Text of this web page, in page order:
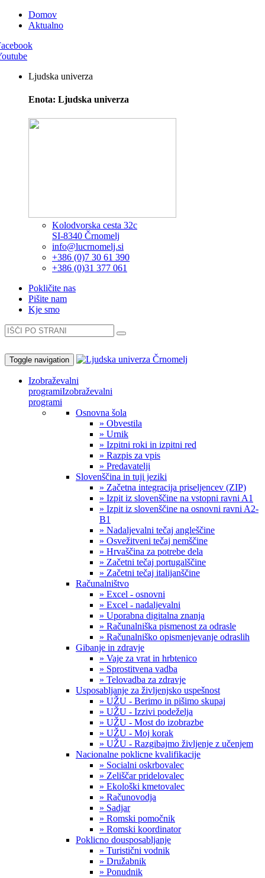
Domov
Aktualno
Ljudska univerza
Enota: Ljudska univerza
Kolodvorska cesta 32c
SI-8340 Črnomelj
info@lucrnomelj.si
+386 (0)7 30 61 390
+386 (0)31 377 061
Pokličite nas
Pišite nam
Kje smo
Toggle navigation
Izobraževalni
programiIzobraževalni
programi
Osnovna šola
» Obvestila
» Urnik
» Izpitni roki in izpitni red
» Razpis za vpis
» Predavatelji
Slovenščina in tuji jeziki
» Začetna integracija priseljencev (ZIP)
» Izpit iz slovenščine na vstopni ravni A1
» Izpit iz slovenščine na osnovni ravni A2-
B1
» Nadaljevalni tečaj angleščine
» Osvežitveni tečaj nemščine
» Hrvaščina za potrebe dela
» Začetni tečaj portugalščine
» Začetni tečaj italijanščine
Računalništvo
» Excel - osnovni
» Excel - nadaljevalni
» Uporabna digitalna znanja
» Računalniška pismenost za odrasle
» Računalniško opismenjevanje odraslih
Gibanje in zdravje
» Vaje za vrat in hrbtenico
» Sprostitvena vadba
» Telovadba za zdravje
Usposabljanje za življenjsko uspešnost
» UŽU - Berimo in pišimo skupaj
» UŽU - Izzivi podeželja
» UŽU - Most do izobrazbe
» UŽU - Moj korak
» UŽU - Razgibajmo življenje z učenjem
Nacionalne poklicne kvalifikacije
» Socialni oskrbovalec
» Zeliščar pridelovalec
» Ekološki kmetovalec
» Računovodja
» Sadjar
» Romski pomočnik
» Romski koordinator
Poklicno dousposabljanje
» Turistični vodnik
» Družabnik
» Ponudnik